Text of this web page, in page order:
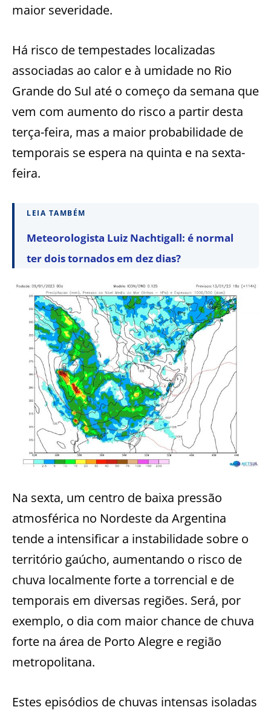
maior severidade.
Há risco de tempestades localizadas
associadas ao calor e à umidade no Rio
Grande do Sul até o começo da semana que
vem com aumento do risco a partir desta
terça-feira, mas a maior probabilidade de
temporais se espera na quinta e na sexta-
feira.
LEIA TAMBÉM
Meteorologista Luiz Nachtigall: é normal
ter dois tornados em dez dias?
Na sexta, um centro de baixa pressão
atmosférica no Nordeste da Argentina
tende a intensificar a instabilidade sobre o
território gaúcho, aumentando o risco de
chuva localmente forte a torrencial e de
temporais em diversas regiões. Será, por
exemplo, o dia com maior chance de chuva
forte na área de Porto Alegre e região
metropolitana.
Estes episódios de chuvas intensas isoladas